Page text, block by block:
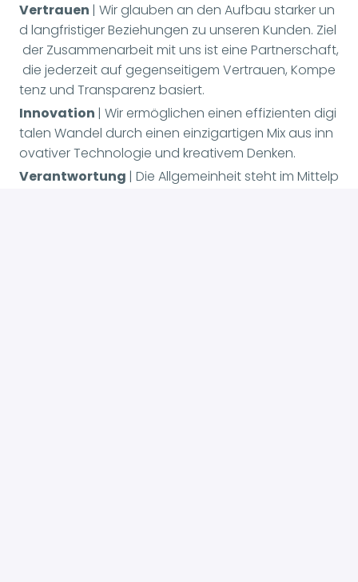
Vertrauen | Wir glauben an den Aufbau starker un
d langfristiger Beziehungen zu unseren Kunden. Ziel
der Zusammenarbeit mit uns ist eine Partnerschaft,
die jederzeit auf gegenseitigem Vertrauen, Kompe
tenz und Transparenz basiert.
Innovation | Wir ermöglichen einen effizienten digi
talen Wandel durch einen einzigartigen Mix aus inn
ovativer Technologie und kreativem Denken.
Verantwortung | Die Allgemeinheit steht im Mittelp